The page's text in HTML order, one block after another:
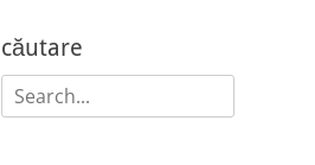
căutare
Search
for: